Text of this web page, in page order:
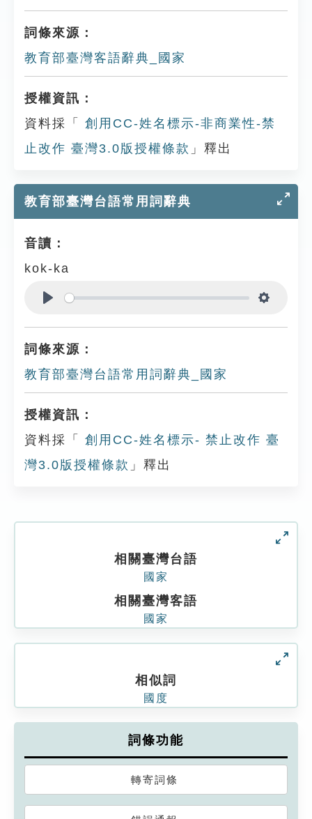
詞條來源：
教育部臺灣客語辭典_國家
授權資訊：
資料採「
創用CC-姓名標示-非商業性-禁
止改作 臺灣3.0版授權條款 」釋出
教育部臺灣台語常用詞辭典
音讀：
kok-ka
詞條來源：
教育部臺灣台語常用詞辭典_國家
授權資訊：
資料採「
創用CC-姓名標示- 禁止改作 臺
灣3.0版授權條款 」釋出
相關臺灣台語
國家
相關臺灣客語
國家
相似詞
國度
詞條功能
轉寄詞條